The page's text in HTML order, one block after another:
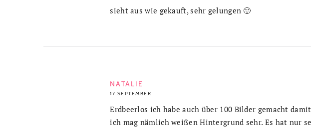
sieht aus wie gekauft, sehr gelungen 🙂
NATALIE
17 SEPTEMBER
Erdbeerlos ich habe auch über 100 Bilder gemacht
ich mag nämlich weißen Hintergrund sehr. Es hat nur